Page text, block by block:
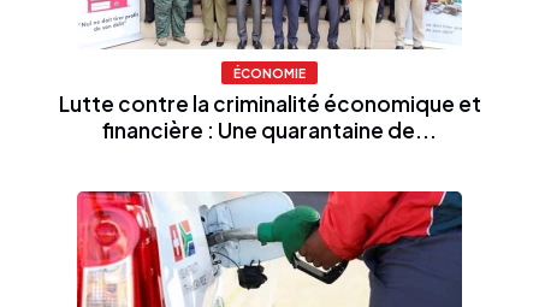
ÉCONOMIE
Lutte contre la criminalité économique et
financière : Une quarantaine de...